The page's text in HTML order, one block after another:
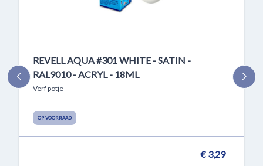
REVELL AQUA #301 WHITE - SATIN -
RAL9010 - ACRYL - 18ML
Verf potje
OP VOORRAAD
€ 3,29